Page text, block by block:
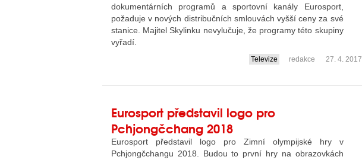
dokumentárních programů a sportovní kanály Eurosport,
požaduje v nových distribučních smlouvách vyšší ceny za své
stanice. Majitel Skylinku nevylučuje, že programy této skupiny
vyřadí.
Televize redakce 27. 4. 2017
Eurosport představil logo pro
Pchjongčchang 2018
Eurosport představil logo pro Zimní olympijské hry v
Pchjongčchangu 2018. Budou to první hry na obrazovkách